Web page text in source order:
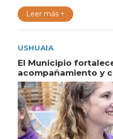
Leer más +
USHUAIA
El Municipio
acompañamiento y